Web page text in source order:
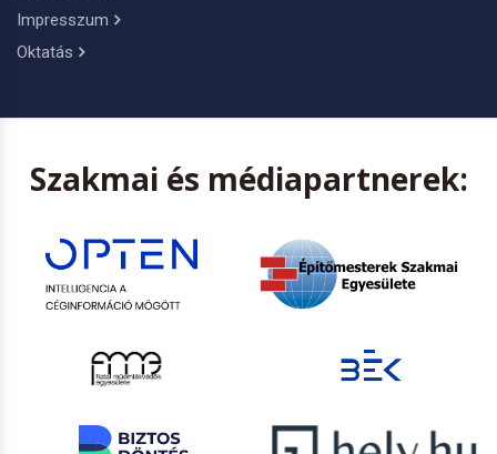
Impresszum
Oktatás
Szakmai és médiapartnerek: